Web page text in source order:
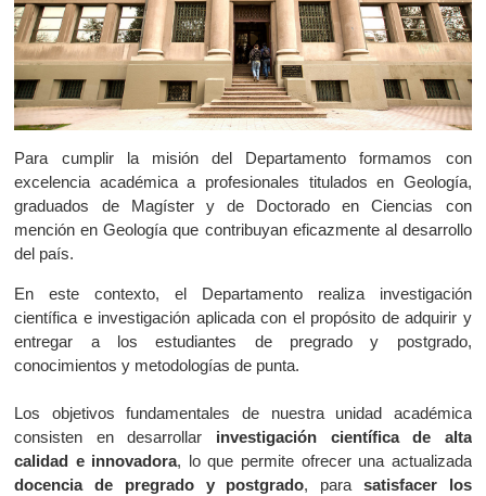
Para cumplir la misión del Departamento formamos con
excelencia académica a profesionales titulados en Geología,
graduados de Magíster y de Doctorado en Ciencias con
mención en Geología que contribuyan eficazmente al desarrollo
del país.
En este contexto, el Departamento realiza investigación
científica e investigación aplicada con el propósito de adquirir y
entregar a los estudiantes de pregrado y postgrado,
conocimientos y metodologías de punta.
Los objetivos fundamentales de nuestra unidad académica
consisten en desarrollar investigación científica de alta
calidad e innovadora, lo que permite ofrecer una actualizada
docencia de pregrado y postgrado, para satisfacer los